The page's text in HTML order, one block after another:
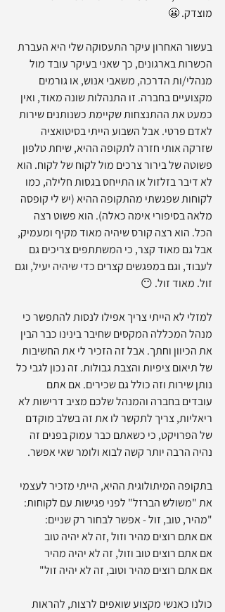
מוצדק. 😬
בעשור האחרון עיקר התעסוקה שלי היא העברת
הכשרות בארגונים, כך שאני בעיקר עובד מול
מנהלי/ות הדרכה, משאבי אנוש, או גורמים
מקצועיים בחברה. זו התנהלות שונה מאוד, ואין
כמעט את ההתנצחות שקיימת כשנותנים שירות
לאדם פרטי. אבל השבוע הייתי בסיטואציה
שזרקה אותי חזרה לתקופה ההיא, שיחת טלפון
פשוטה של בירור צרכים מול לקוח של לקוח. הוא
לא דיבר בזלזול או התייחס בגסות חלילה, כמו
לקוחות שפגשתי מהתקופה ההיא (יש לי קופסה
מלאה בסיפורי אימה כאלה). הוא פשוט רצה
הכל. הוא רצה קורס שיהיה מאוד מקיף ומעמיק,
אבל גם מאוד קצר, כי המשתתפים צריכים גם
לעבוד, וגם במפגשים קצרים כדי שיהיה יעיל, וגם
זול. מאוד זול. 😶
למזלי לא הייתי צריך אפילו לנסות להתפשר כי
מנהל המכללה המקסים שחיבר בינינו כבר הבין
את הכיוון וחתך. אבל זה הזכיר לי את החשיבות
של תיאום ציפיות והצבת גבולות. זה נכון לגבי כל
נותן שירות וזה כולל גם שכירים. אם אתם
עובדים בחברה והמנהל שלכם מציב דרישות לא
ריאליות, צריך לתקשר לו את זה בשלב מוקדם
של הפרויקט, כי כשאתם כבר עמוק בפנים זה
נהיה הרבה יותר קשה לבוא ולומר שאי אפשר.
בתקופה המיתולוגית ההיא, הייתי מזכיר לעצמי
את "משולש הברזל" לפני פגישות עם לקוחות:
"מהיר, טוב, זול - אפשר לבחור רק שניים:
אם אתם רוצים מהיר וזול ,זה לא יהיה טוב
אם אתם רוצים טוב וזול, זה לא יהיה מהיר
אם אתם רוצים מהיר וטוב, זה לא יהיה זול"
כולנו כאנשי מקצוע שואפים לרצות, להראות